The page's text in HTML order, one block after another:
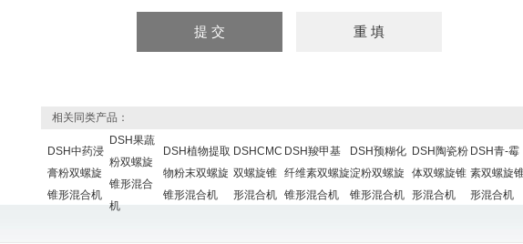
相关同类产品：
DSH中药浸
膏粉双螺旋
锥形混合机
DSH果蔬
粉双螺旋
锥形混合
机
DSH植物提取
物粉末双螺旋
锥形混合机
DSHCMC
双螺旋锥
形混合机
DSH羧甲基
纤维素双螺旋
锥形混合机
DSH预糊化
淀粉双螺旋
锥形混合机
DSH陶瓷粉
体双螺旋锥
形混合机
DSH青-霉
素双螺旋
形混合机